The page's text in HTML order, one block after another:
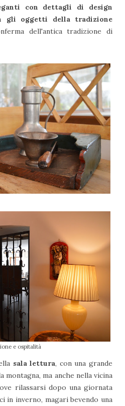
con dettagli di design
gli oggetti della tradizione
dell'antica tradizione di
e ospitalità
sala lettura, con una grande
ma anche nella vicina
rilassarsi dopo una giornata
in inverno, magari bevendo una